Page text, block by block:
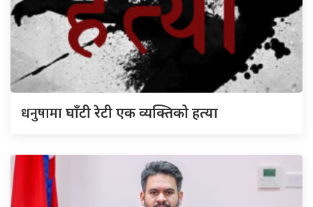
धनुषामाघाँटी रेटी एक व्यक्तिको हत्या